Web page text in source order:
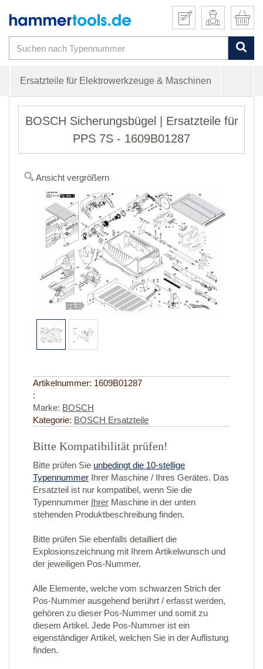
Ersatzteile für Elektrowerkzeuge & Maschinen
BOSCH Sicherungsbügel | Ersatzteile für
PPS 7S - 1609B01287
Ansicht vergrößern
Artikelnummer: 1609B01287
:
Marke: BOSCH
Kategorie: BOSCH Ersatzteile
Bitte Kompatibilität prüfen!
Bitte prüfen Sie unbedingt die 10-stellige
Typennummer Ihrer Maschine / Ihres Gerätes. Das
Ersatzteil ist nur kompatibel, wenn Sie die
Typennummer Ihrer Maschine in der unten
stehenden Produktbeschreibung finden.
Bitte prüfen Sie ebenfalls detailliert die
Explosionszeichnung mit Ihrem Artikelwunsch und
der jeweiligen Pos-Nummer.
Alle Elemente, welche vom schwarzen Strich der
Pos-Nummer ausgehend berührt / erfasst werden,
gehören zu dieser Pos-Nummer und somit zu
diesem Artikel. Jede Pos-Nummer ist ein
eigenständiger Artikel, welchen Sie in der Auflistung
finden.